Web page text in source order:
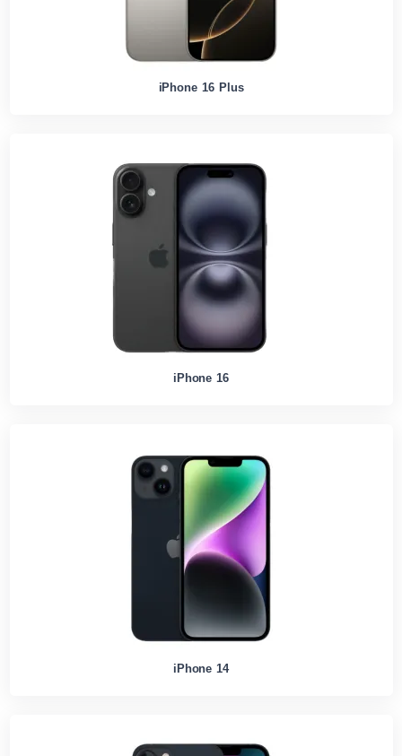
iPhone 16 Plus
iPhone 16
iPhone 14